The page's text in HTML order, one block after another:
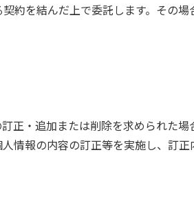
約を結んだ上で委託します。その場
正・追加または削除を求められた場
情報の内容の訂正等を実施し、訂正